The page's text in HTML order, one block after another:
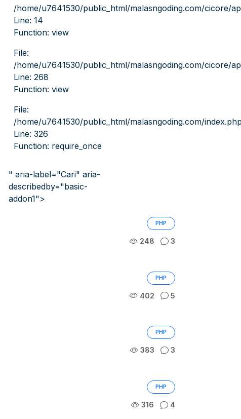
/home/u7641530/public_html/malasngoding.com/cicore/
Line: 14
Function: view
File:
/home/u7641530/public_html/malasngoding.com/cicore/
Line: 268
Function: view
File:
/home/u7641530/public_html/malasngoding.com/
Line: 326
Function: require_once
" aria-label="Cari" aria-
describedby="basic-
addon1">
PHP
248 3
PHP
402 5
PHP
383 3
PHP
316 4